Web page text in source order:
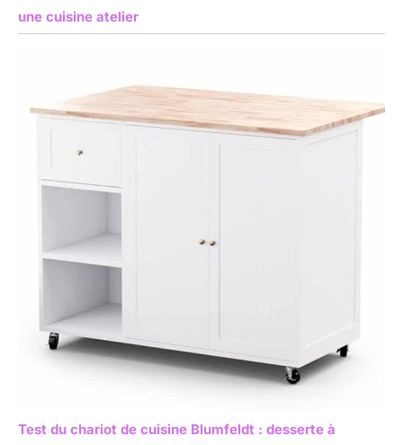
une cuisine atelier
Test du chariot de cuisine Blumfeldt : desserte à